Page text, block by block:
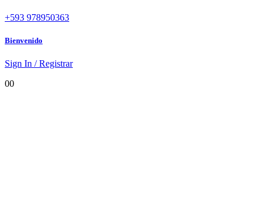
+593 978950363
Bienvenido
Sign In / Registrar
00